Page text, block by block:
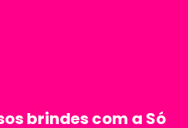
brindes com a Só